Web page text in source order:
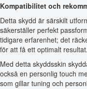
Kompatibilitet och
Detta skydd är särskilt
säkerställer perfekt
tidigare erfarenhet; det
för att få ett optimalt resultat.
Med detta skyddsskin
också en personlig touch
som gillar tuning och